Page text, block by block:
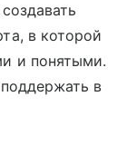
в которой
и понятыми.
в